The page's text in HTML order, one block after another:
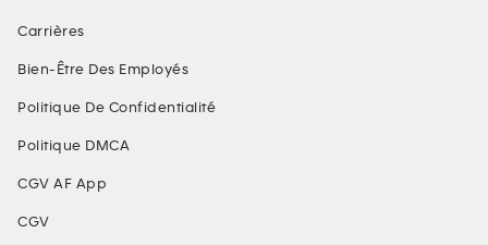
Carrières
Bien-Être Des Employés
Politique De Confidentialité
Politique DMCA
CGV AF App
CGV